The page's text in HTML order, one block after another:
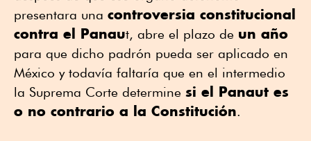
presentara una controversia constitucional
contra el Panaut, abre el plazo de un año
para que dicho padrón pueda ser aplicado en
México y todavía faltaría que en el intermedio
la Suprema Corte determine si el Panaut es
o no contrario a la Constitución.